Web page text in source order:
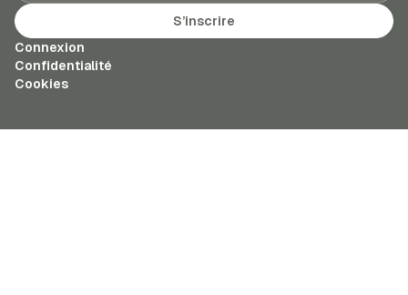
S’inscrire
Connexion
Confidentialité
Cookies